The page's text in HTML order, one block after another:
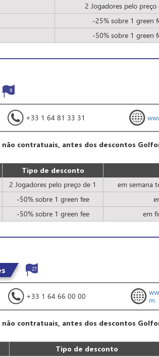
2 Jogadores pelo preço
-25% sobre 1 green
-50% sobre 1 green
9
+33 1 64 81 33 31
contratuais, antes dos descontos
Tipo de desconto
2 Jogadores pelo preço de 1
em semana
-50% sobre 1 green fee
-50% sobre 1 green fee em
27
+33 1 64 66 00 00
m
contratuais, antes dos descontos
Tipo de desconto